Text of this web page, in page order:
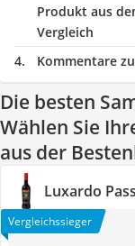
Produkt aus
Vergleich
Kommentare
Die besten
Wählen Sie
aus der
Luxardo
Vergleichssieger